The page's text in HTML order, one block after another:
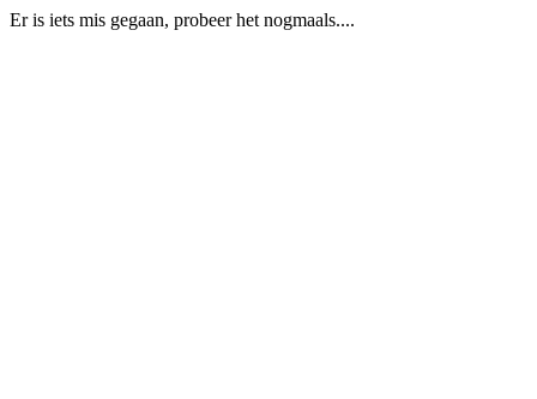
Er is iets mis gegaan, probeer het nogmaals....